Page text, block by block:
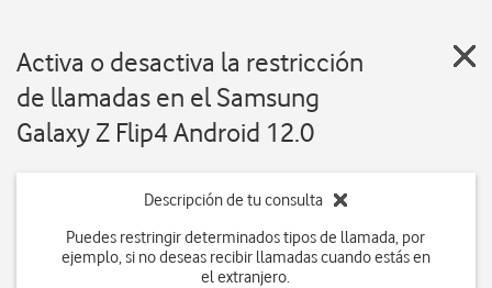
Activa o desactiva la restricción
de llamadas en el Samsung
Galaxy Z Flip4 Android 12.0
Descripción de tu consulta
Puedes restringir determinados tipos de llamada, por
ejemplo, si no deseas recibir llamadas cuando estás en
el extranjero.